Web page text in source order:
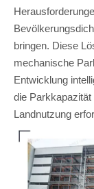
bringen. Diese
mechanische
Entwicklung
die
Landnutzung